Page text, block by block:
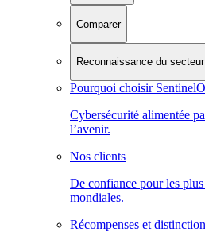
Comparer
Reconnaissance du secteur
Pourquoi choisir
Cybersécurité alimentée
l’avenir.
Nos clients
De confiance pour les
mondiales.
Récompenses et